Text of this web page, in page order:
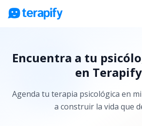
Precios
Empresas
Preguntas frecuentes
Encuentra a tu
en Terapify
Agenda tu terapia psicológica en
a construir la vida que